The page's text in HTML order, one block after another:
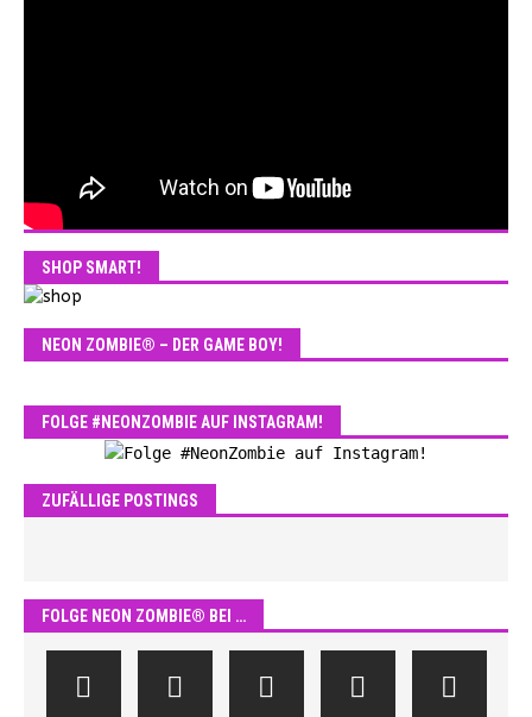
SHOP SMART!
NEON ZOMBIE® – DER GAME BOY!
FOLGE #NEONZOMBIE AUF INSTAGRAM!
ZUFÄLLIGE POSTINGS
FOLGE NEON ZOMBIE® BEI …